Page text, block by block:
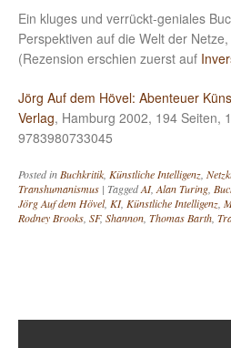
Ein kluges und verrückt-geniales
Perspektiven auf die Welt der
(Rezension erschien zuerst auf
Jörg Auf dem Hövel: Abenteuer
Verlag, Hamburg 2002, 194 Seiten,
9783980733045
Posted inBuchkritik, Künstliche Intelligenz,
Transhumanismus | TaggedAI,Alan Turing,
Jörg Auf dem Hövel, KI, Künstliche Intelligenz,
Rodney Brooks, SF, Shannon, Thomas Barth,
Post navigation